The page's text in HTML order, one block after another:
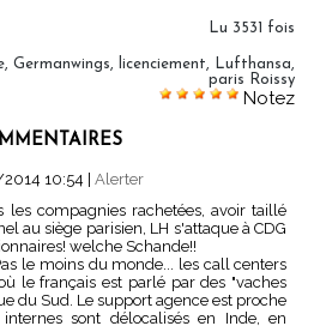
Lu 3531 fois
, Germanwings, licenciement, Lufthansa,
paris Roissy
Notez
10:54 | Alerter
les compagnies rachetées, avoir taillé
au siège parisien, LH s'attaque à CDG
welche Schande!!
le moins du monde... les call centers
le français est parlé par des "vaches
du Sud. Le support agence est proche
sont délocalisés en Inde, en